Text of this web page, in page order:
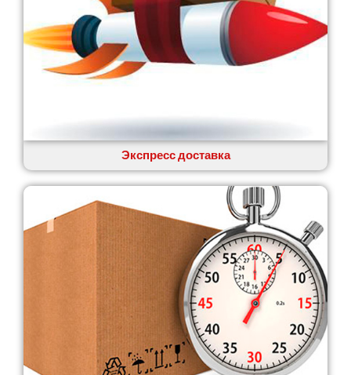
Южноукраинск
Запорожье
Заречаны
Зазимье
Здолбунов
Змиев
Звенигородка
Звягель
Экспресс доставка